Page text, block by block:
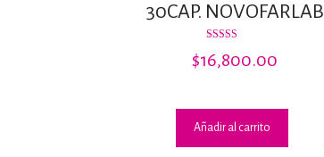
30CAP. NOVOFARLAB
con
$16,800.00
Añadir al carrito